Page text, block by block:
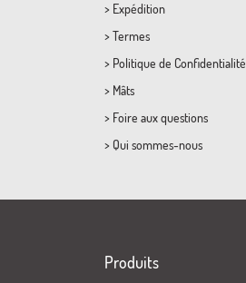
> Expédition
> Termes
> Politique de Confidentialité
> Mâts
> Foire aux questions
> Qui sommes-nous
Produits